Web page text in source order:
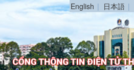
English 日本語